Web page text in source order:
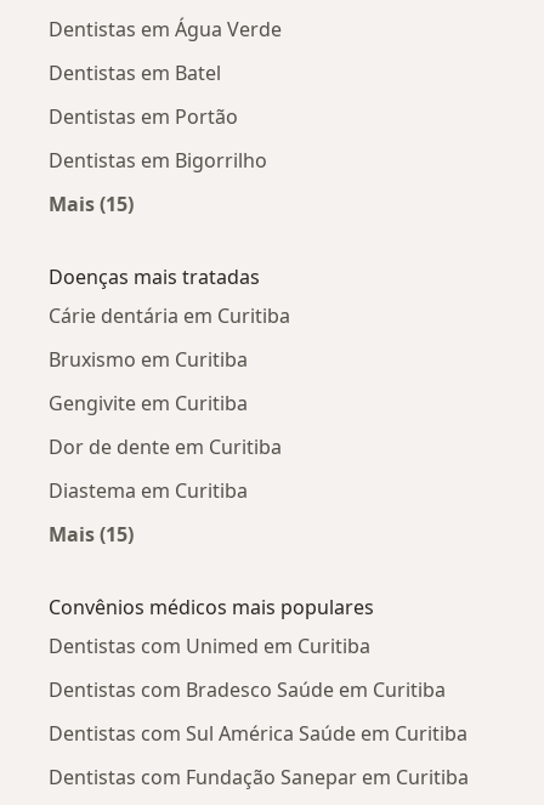
Dentistas em Água Verde
Dentistas em Batel
Dentistas em Portão
Dentistas em Bigorrilho
Mais (15)
Doenças mais tratadas
Cárie dentária em Curitiba
Bruxismo em Curitiba
Gengivite em Curitiba
Dor de dente em Curitiba
Diastema em Curitiba
Mais (15)
Convênios médicos mais populares
Dentistas com Unimed em Curitiba
Dentistas com Bradesco Saúde em Curitiba
Dentistas com Sul América Saúde em Curitiba
Dentistas com Fundação Sanepar em Curitiba